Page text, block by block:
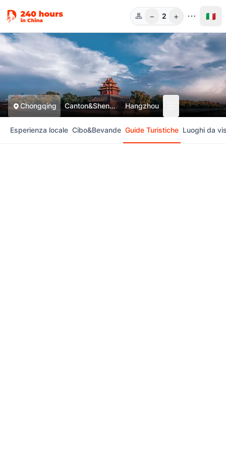
Pers.
− 2 + 🇮🇹
Chongqing Canton&Shenzhen Hangzhou
Esperienza locale Cibo&Bevande Guide Turistiche Luoghi da